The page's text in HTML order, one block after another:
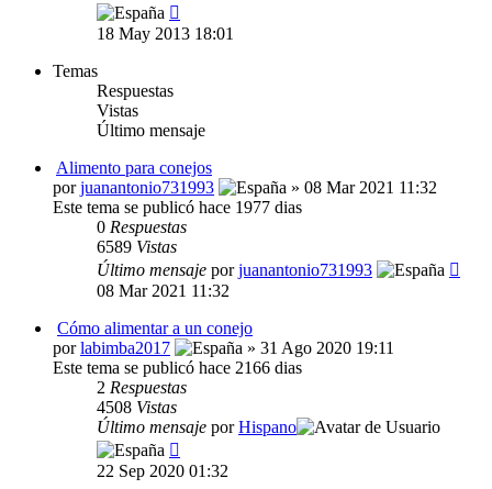
18 May 2013 18:01
Temas
Respuestas
Vistas
Último mensaje
Alimento para conejos
porjuanantonio731993
» 08 Mar 2021 11:32
Este tema se publicó hace 1977 dias
0 Respuestas
6589 Vistas
Último mensaje porjuanantonio731993
08 Mar 2021 11:32
Cómo alimentar a un conejo
porlabimba2017
» 31 Ago 2020 19:11
Este tema se publicó hace 2166 dias
2 Respuestas
4508 Vistas
Último mensaje porHispano
22 Sep 2020 01:32